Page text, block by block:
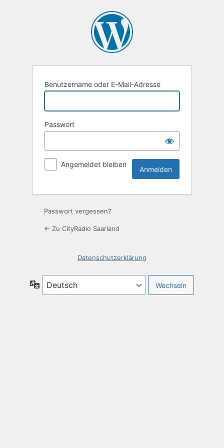
Benutzername oder E-Mail-Adresse
Passwort
Angemeldet bleiben
Passwort vergessen?
← Zu CityRadio Saarland
Datenschutzerklärung
Sprache